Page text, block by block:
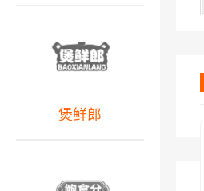
煲鲜郎